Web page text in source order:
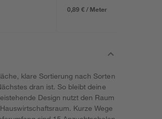
0,89 € / Meter
klare Sortierung nach Sorten
dran ist. So bleibt deine
Design nutzt den Raum
Kurze Wege